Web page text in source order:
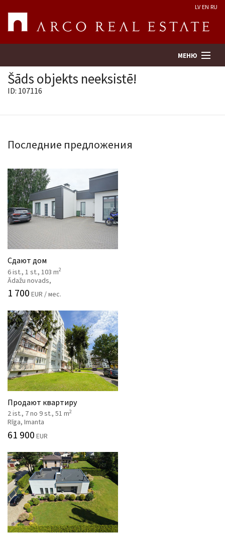
LV EN RU
МЕНЮ
Предприятие
Услуги
Kонтакты
Šāds objekts neeksistē!
ID: 107116
Последние предложения
Сдают дом
6 ist., 1 st., 103 m2
Ādažu novads,
1 700 EUR / мес.
Продают квартиру
2 ist., 7 no 9 st., 51 m2
Rīga, Imanta
61 900 EUR